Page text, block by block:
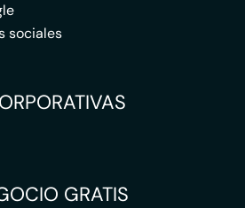
sociales
GRATIS